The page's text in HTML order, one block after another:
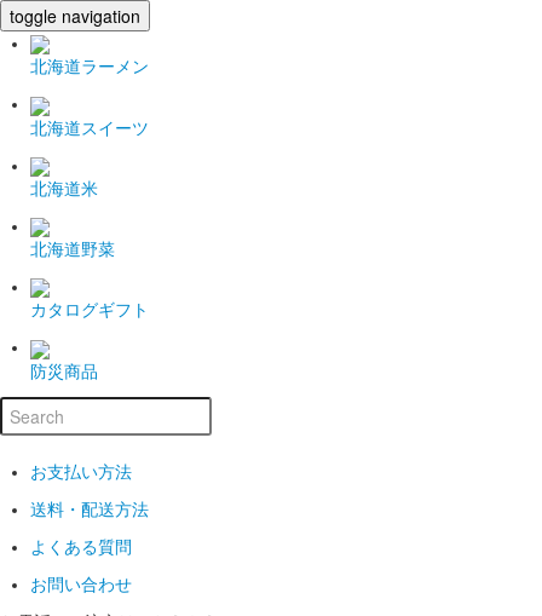
toggle navigation
北海道ラーメン
北海道スイーツ
北海道米
北海道野菜
カタログギフト
防災商品
お支払い方法
送料・配送方法
よくある質問
お問い合わせ